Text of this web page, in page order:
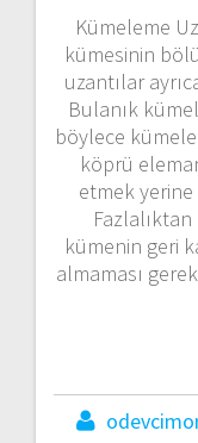
Kümeleme
kümesinin
uzantılar
Bulanık
böylece
köprü
etmek yerine
kümenin geri
almaması